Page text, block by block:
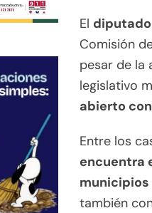
El diputado
Comisión
pesar de la
legislativo
abierto
Entre los
encuentra
municipios
también